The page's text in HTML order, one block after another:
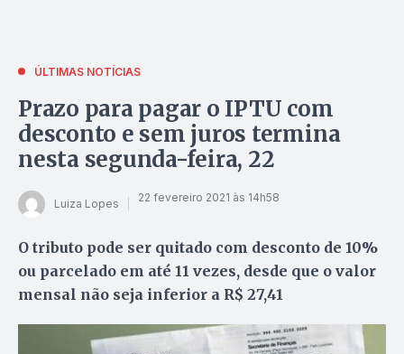
ÚLTIMAS NOTÍCIAS
Prazo para pagar o IPTU com
desconto e sem juros termina
nesta segunda-feira, 22
Luiza Lopes 22 fevereiro 2021 às 14h58
O tributo pode ser quitado com desconto de 10%
ou parcelado em até 11 vezes, desde que o valor
mensal não seja inferior a R$ 27,41